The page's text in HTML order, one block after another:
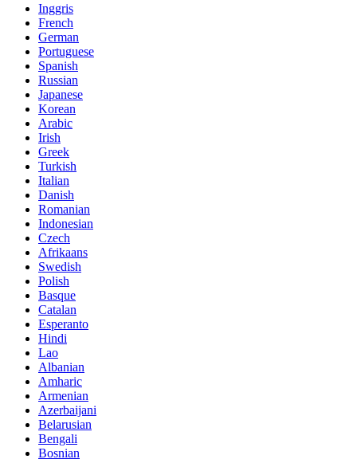
Inggris
French
German
Portuguese
Spanish
Russian
Japanese
Korean
Arabic
Irish
Greek
Turkish
Italian
Danish
Romanian
Indonesian
Czech
Afrikaans
Swedish
Polish
Basque
Catalan
Esperanto
Hindi
Lao
Albanian
Amharic
Armenian
Azerbaijani
Belarusian
Bengali
Bosnian